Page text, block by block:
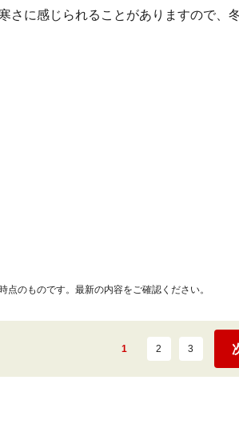
さに感じられることがありますので、
点のものです。最新の内容をご確認ください。
1 2 3